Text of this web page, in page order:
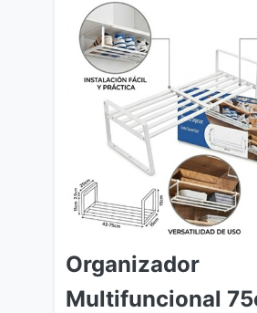
Organizador
Multifuncional